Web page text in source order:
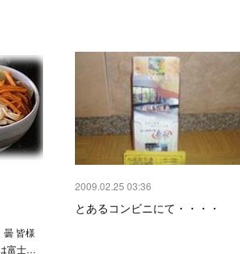
皆様
富士…
2009.02.25 03:36
とあるコンビニにて・・・・